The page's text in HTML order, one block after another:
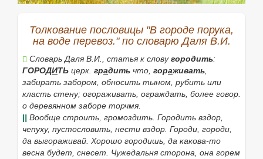
Толкование пословицы "В городе порука,
на воде перевоз." по словарю Даля В.И.
Словарь Даля В.И., статья к словугородить:
ГОРОДИТЬ церк. градить что, гораживать,
забирать забором, обносить тыном, рубить или
класть стену; огораживать, ограждать, более говор.
о деревянном заборе торчмя.
|| Вообще строить, громоздить. Городить вздор,
чепуху, пустословить, нести вздор. Городи, городи,
да выгораживай. Хорошо городишь, да какова-то
весна будет, снесет. Чужедальня сторона, она горем